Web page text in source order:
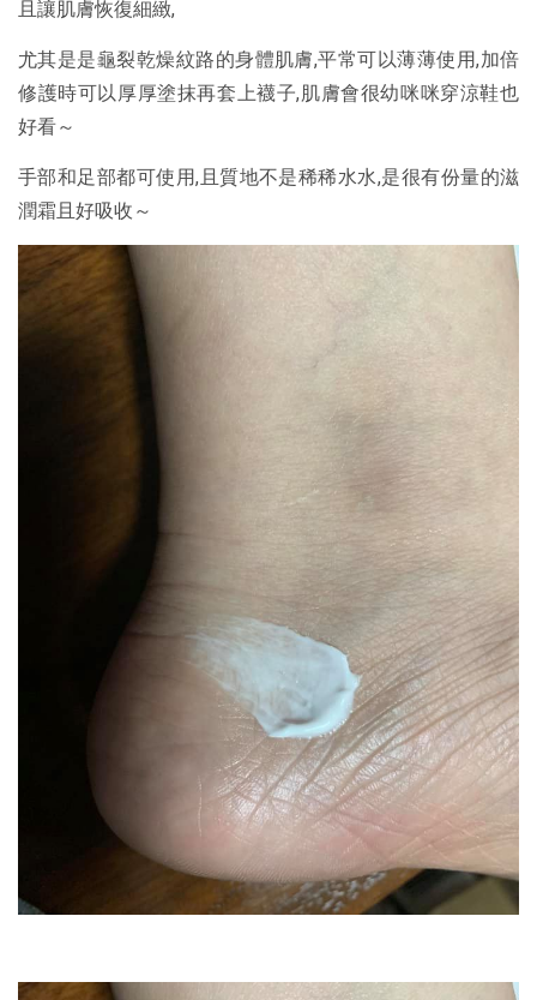
且讓肌膚恢復細緻,
尤其是是龜裂乾燥紋路的身體肌膚,平常可以薄薄使用,加倍
修護時可以厚厚塗抹再套上襪子,肌膚會很幼咪咪穿涼鞋也
好看～
手部和足部都可使用,且質地不是稀稀水水,是很有份量的滋
潤霜且好吸收～